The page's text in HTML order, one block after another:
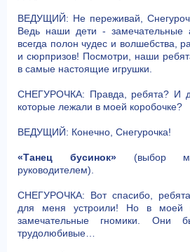
ВЕДУЩИЙ: Не переживай,
Ведь наши дети - замечательные
всегда полон чудес и волшебства,
и сюрпризов! Посмотри, наши
в самые настоящие игрушки.
СНЕГУРОЧКА: Правда, ребята? И
которые лежали в моей коробочке?
ВЕДУЩИЙ: Конечно, Снегурочка!
«Танец бусинок»(выбор
руководителем).
СНЕГУРОЧКА: Вот спасибо,
для меня устроили! Но в моей
замечательные гномики. Они
трудолюбивые…